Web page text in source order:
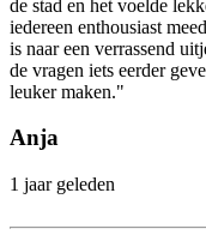
de stad en het voelde
iedereen enthousiast
is naar een verrassend
de vragen iets eerder
leuker maken."
Anja
1 jaar geleden